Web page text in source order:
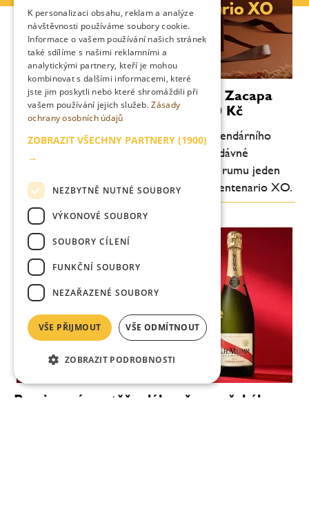
Prosincová soutěž o láhev rumu Zacapa
Centenario XO v hodnotě 2.800 Kč
Využijte šanci vyhrát! Master blender legendárního
rumu Zacapa, Lorena Vasquez, při své nedávné
návštěvě Česka zanechala pro milovníky rumu jeden
dárek. Je jím krásná láhev rum Zacapa Centenario XO.
Prosincová soutěž o láhev šampaňského
ENGLISH
K personalizaci obsahu, reklam a analýze
návštěvnosti používáme soubory cookie.
Informace o vašem používání našich stránek
také sdílíme s našimi reklamními a
analytickými partnery, kteří je mohou
kombinovat s dalšími informacemi, které
jste jim poskytli nebo které shromáždili při
vašem používání jejich služeb.Zásady
ochrany osobních údajů
ZOBRAZIT VŠECHNY PARTNERY (1900)
→
NEZBYTNĚ NUTNÉ SOUBORY
VÝKONOVÉ SOUBORY
SOUBORY CÍLENÍ
FUNKČNÍ SOUBORY
NEZAŘAZENÉ SOUBORY
VŠE PŘIJMOUT VŠE ODMÍTNOUT
ZOBRAZIT PODROBNOSTI